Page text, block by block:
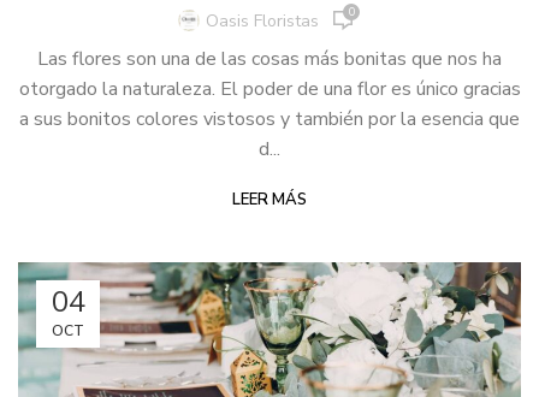
Oasis Floristas 0
Las flores son una de las cosas más bonitas que nos ha
otorgado la naturaleza. El poder de una flor es único gracias
a sus bonitos colores vistosos y también por la esencia que
d...
LEER MÁS
04
OCT